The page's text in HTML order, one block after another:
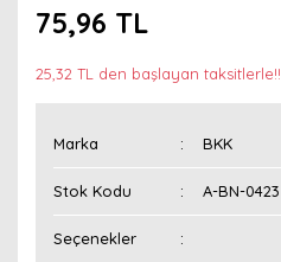
75,96 TL
25,32 TL den başlayan taksitlerle!!
Marka BKK
Stok Kodu A-BN-0423
Seçenekler